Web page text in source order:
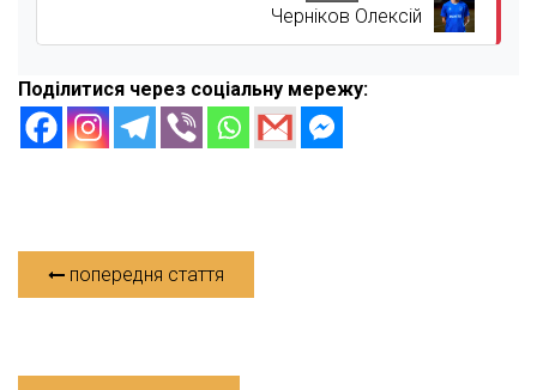
Черніков Олексій
Поділитися через соціальну мережу:
попередня стаття